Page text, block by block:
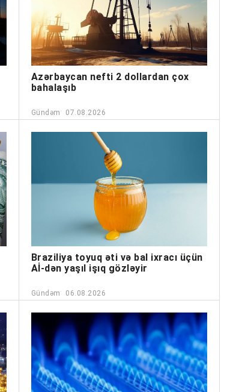
Azərbaycan nefti 2 dollardan çox
bahalaşıb
Gündəm 07.08.2026
Braziliya toyuq əti və bal ixracı üçün
Aİ-dən yaşıl işıq gözləyir
Gündəm 06.08.2026